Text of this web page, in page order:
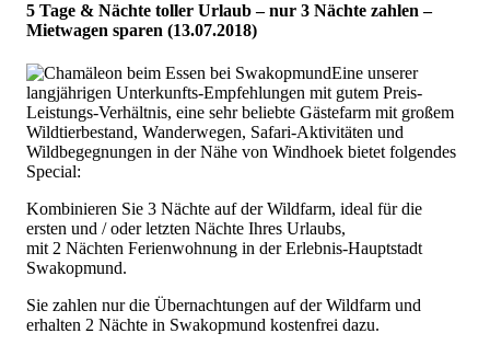
5 Tage & Nächte toller Urlaub – nur 3 Nächte zahlen –
Mietwagen sparen (13.07.2018)
Eine unserer
langjährigen Unterkunfts-Empfehlungen mit gutem Preis-
Leistungs-Verhältnis, eine sehr beliebte Gästefarm mit großem
Wildtierbestand, Wanderwegen, Safari-Aktivitäten und
Wildbegegnungen in der Nähe von Windhoek bietet folgendes
Special:
Kombinieren Sie 3 Nächte auf der Wildfarm, ideal für die
ersten und / oder letzten Nächte Ihres Urlaubs,
mit 2 Nächten Ferienwohnung in der Erlebnis-Hauptstadt
Swakopmund.
Sie zahlen nur die Übernachtungen auf der Wildfarm und
erhalten 2 Nächte in Swakopmund kostenfrei dazu.